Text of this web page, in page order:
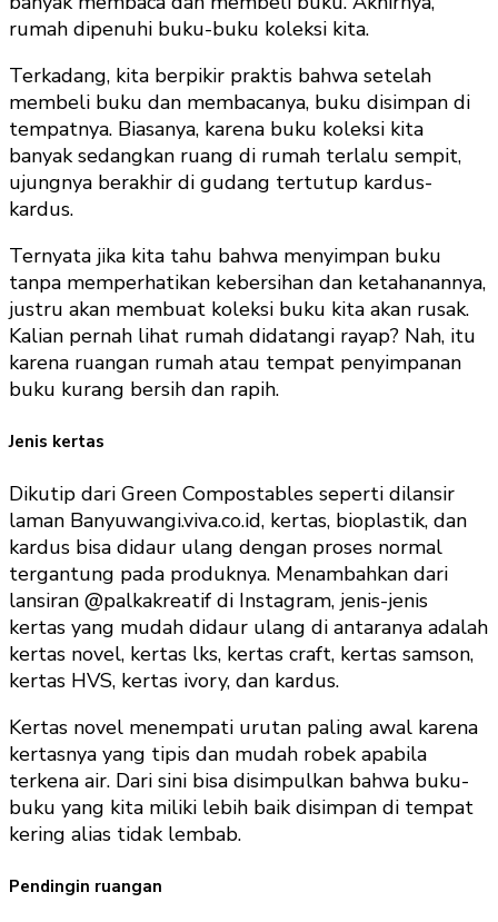
rumah dipenuhi buku-buku koleksi kita.
Terkadang, kita berpikir praktis bahwa setelah
membeli buku dan membacanya, buku disimpan di
tempatnya. Biasanya, karena buku koleksi kita
banyak sedangkan ruang di rumah terlalu sempit,
ujungnya berakhir di gudang tertutup kardus-
kardus.
Ternyata jika kita tahu bahwa menyimpan buku
tanpa memperhatikan kebersihan dan ketahanannya,
justru akan membuat koleksi buku kita akan rusak.
Kalian pernah lihat rumah didatangi rayap? Nah, itu
karena ruangan rumah atau tempat penyimpanan
buku kurang bersih dan rapih.
Jenis kertas
Dikutip dari Green Compostables seperti dilansir
laman Banyuwangi.viva.co.id, kertas, bioplastik, dan
kardus bisa didaur ulang dengan proses normal
tergantung pada produknya. Menambahkan dari
lansiran @palkakreatif di Instagram, jenis-jenis
kertas yang mudah didaur ulang di antaranya adalah
kertas novel, kertas lks, kertas craft, kertas samson,
kertas HVS, kertas ivory, dan kardus.
Kertas novel menempati urutan paling awal karena
kertasnya yang tipis dan mudah robek apabila
terkena air. Dari sini bisa disimpulkan bahwa buku-
buku yang kita miliki lebih baik disimpan di tempat
kering alias tidak lembab.
Pendingin ruangan